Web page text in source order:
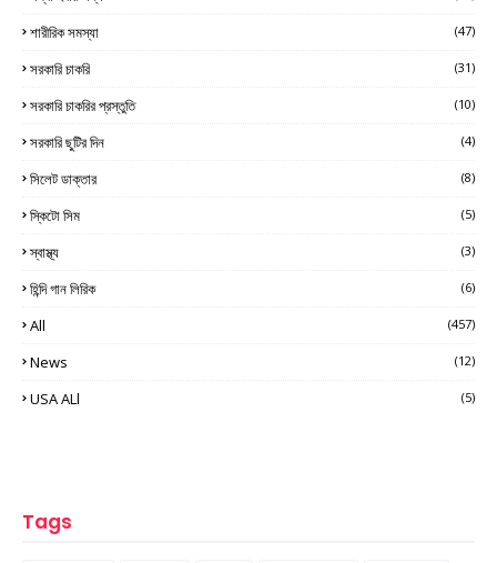
শারীরিক সমস্যা (47)
সরকারি চাকরি (31)
সরকারি চাকরির প্রস্তুতি (10)
সরকারি ছুটির দিন (4)
সিলেট ডাক্তার (8)
স্কিটো সিম (5)
স্বাস্থ্য (3)
হিন্দি গান লিরিক (6)
All (457)
News (12)
USA ALl (5)
Tags